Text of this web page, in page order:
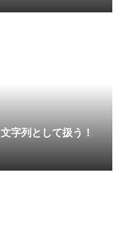
字列として扱う！